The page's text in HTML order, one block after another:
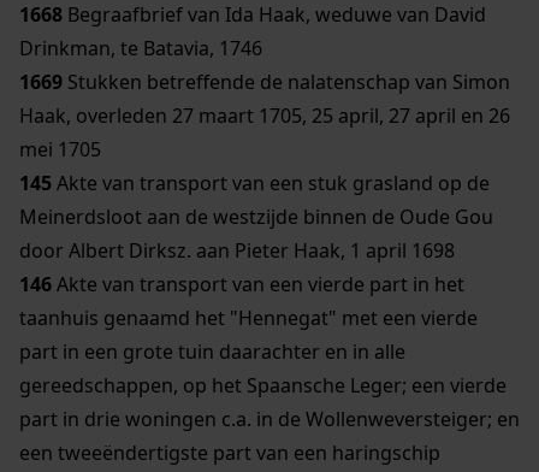
1668 Begraafbrief van Ida Haak, weduwe van David
Drinkman, te Batavia, 1746
1669 Stukken betreffende de nalatenschap van Simon
Haak, overleden 27 maart 1705, 25 april, 27 april en 26
mei 1705
145Akte van transport van een stuk grasland op de
Meinerdsloot aan de westzijde binnen de Oude Gou
door Albert Dirksz. aan Pieter Haak, 1 april 1698
146Akte van transport van een vierde part in het
taanhuis genaamd het "Hennegat" met een vierde
part in een grote tuin daarachter en in alle
gereedschappen, op het Spaansche Leger; een vierde
part in drie woningen c.a. in de Wollenweversteiger; en
een tweeëndertigste part van een haringschip